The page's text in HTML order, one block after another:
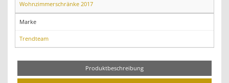
Wohnzimmerschränke 2017
Marke
Trendteam
Produktbeschreibung